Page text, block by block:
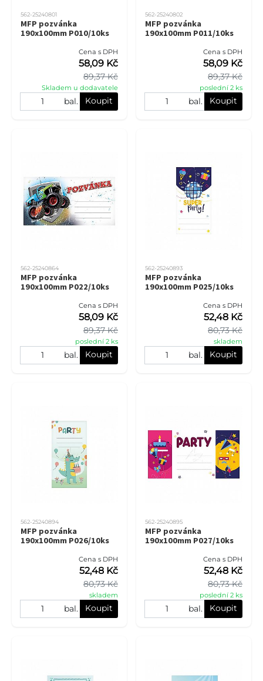
562-25240801
MFP pozvánka
190x100mm P010/10ks
Cena s DPH
89,37 Kč
58,09 Kč
Skladem u dodavatele
bal. Koupit
562-25240802
MFP pozvánka
190x100mm P011/10ks
Cena s DPH
89,37 Kč
58,09 Kč
poslední 2 ks
bal. Koupit
562-25240864
MFP pozvánka
190x100mm P022/10ks
Cena s DPH
89,37 Kč
58,09 Kč
poslední 2 ks
bal. Koupit
562-25240893
MFP pozvánka
190x100mm P025/10ks
Cena s DPH
80,73 Kč
52,48 Kč
skladem
bal. Koupit
562-25240894
MFP pozvánka
190x100mm P026/10ks
Cena s DPH
80,73 Kč
52,48 Kč
skladem
bal. Koupit
562-25240895
MFP pozvánka
190x100mm P027/10ks
Cena s DPH
80,73 Kč
52,48 Kč
poslední 2 ks
bal. Koupit